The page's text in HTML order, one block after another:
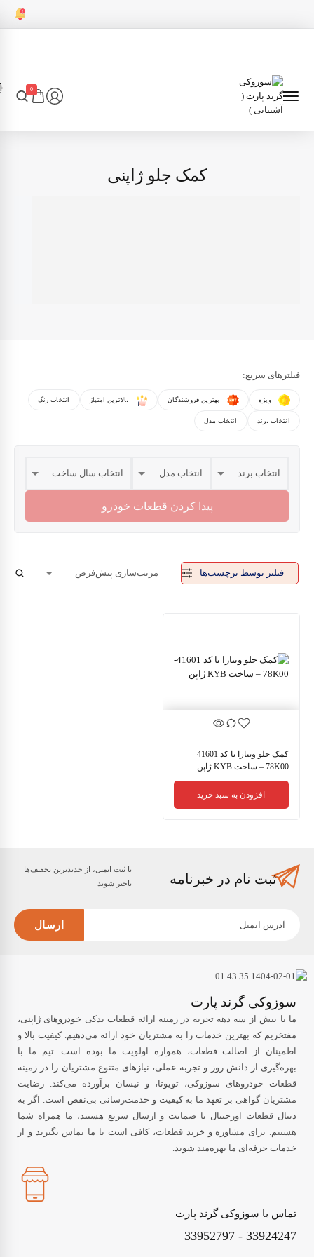
0
کمک جلو ژاپنی
فیلترهای سریع:
ویژه بهترین فروشندگان بالاترین امتیاز انتخاب رنگ
انتخاب برند انتخاب مدل
پیدا کردن قطعات خودرو
فیلتر توسط برچسب‌ها
کمک جلو ویتارا با کد 41601-
78K00 – ساخت KYB ژاپن
افزودن به سبد خرید
ثبت نام در خبرنامه
با ثبت ایمیل، از جدید‌ترین تخفیف‌ها
با‌خبر شوید
سوزوکی گرند پارت
ما با بیش از سه دهه تجربه در زمینه ارائه قطعات یدکی خودروهای ژاپنی،
مفتخریم که بهترین خدمات را به مشتریان خود ارائه می‌دهیم. کیفیت بالا و
اطمینان از اصالت قطعات، همواره اولویت ما بوده است. تیم ما با
بهره‌گیری از دانش روز و تجربه عملی، نیازهای متنوع مشتریان را در زمینه
قطعات خودروهای سوزوکی، تویوتا، و نیسان برآورده می‌کند. رضایت
مشتریان گواهی بر تعهد ما به کیفیت و خدمت‌رسانی بی‌نقص است. اگر به
دنبال قطعات اورجینال با ضمانت و ارسال سریع هستید، ما همراه شما
هستیم. برای مشاوره و خرید قطعات، کافی است با ما تماس بگیرید و از
خدمات حرفه‌ای ما بهره‌مند شوید.
تماس با سوزوکی گرند پارت
33924247
-
33952797